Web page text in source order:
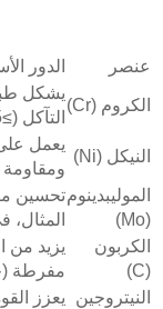
عنصر
الدور
الكروم (Cr)
التآكل (≥10.5% مطلوبة للفولاذ المقاوم للصدأ)
النيكل (Ni)
يعمل على
الموليبدينوم
(Mo)
تحسين
المثال، في
الكربون
(C)
يزيد من
مفرطة
النيتروجين
يعزز